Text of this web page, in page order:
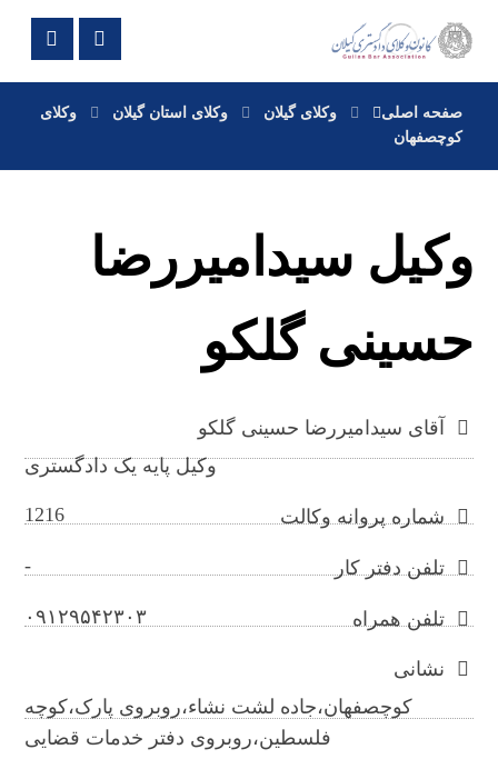
صفحه اصلی وکلای گیلان وکلای استان گیلان
وکلای
کوچصفهان
وکیل سیدامیررضا
حسینی گلکو
آقای سیدامیررضا حسینی گلکو
وکیل پایه یک دادگستری
شماره پروانه وکالت 1216
تلفن دفتر کار -
تلفن همراه ۰۹۱۲۹۵۴۲۳۰۳
نشانی
کوچصفهان،جاده لشت نشاء،روبروی پارک،کوچه
فلسطین،روبروی دفتر خدمات قضایی